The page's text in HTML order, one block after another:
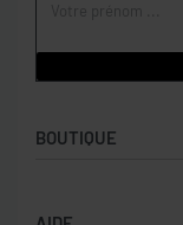
BOUTIQUE